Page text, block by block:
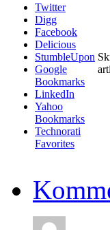
Twitter
Digg
Facebook
Delicious
StumbleUpon
Google
Bookmarks
LinkedIn
Yahoo
Bookmarks
Technorati
Favorites